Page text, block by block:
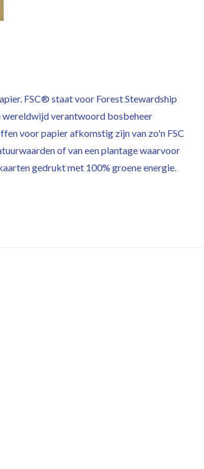
FSC® staat voor Forest Stewardship
verantwoord bosbeheer
voor papier afkomstig zijn van zo'n FSC
of van een plantage waarvoor
gedrukt met 100% groene energie.